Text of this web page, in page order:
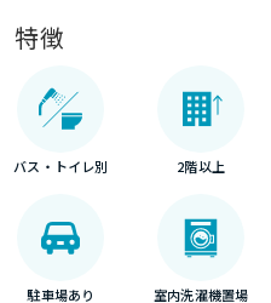
特徴
バス・トイレ別 2階以上
駐車場あり 室内洗濯機置場